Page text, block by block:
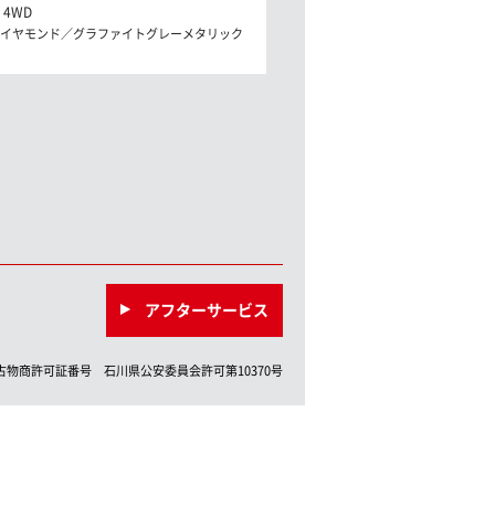
4WD
ヤモンド／グラファイトグレーメタリック
アフターサービス
物商許可証番号 石川県公安委員会許可第10370号